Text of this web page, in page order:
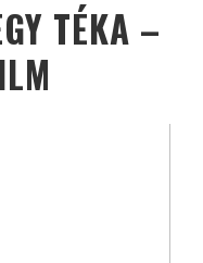
TÉKA –